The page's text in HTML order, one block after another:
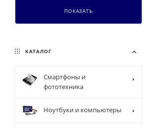
ПОКАЗАТЬ
КАТАЛОГ
Смартфоны и
фототехника
Ноутбуки и компьютеры